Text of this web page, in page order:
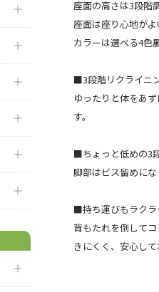
座面の高さは3段階
座面は座り心地が
カラーは選べる4色
■3段階リクライニ
ゆったりと体をあ
す。
■ちょっと低めの3
脚部はビス留めに
■持ち運びもラクラ
背もたれを倒して
きにくく、安心し